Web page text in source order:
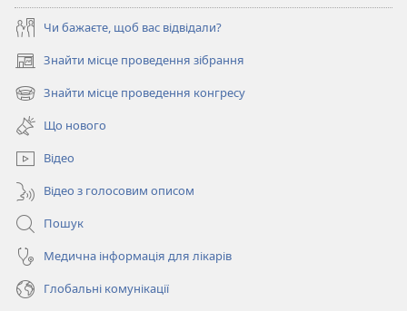
Чи бажаєте, щоб вас відвідали?
Знайти місце проведення зібрання
(відкривається
у
новому
вікні)
Знайти місце проведення конгресу
(відкривається
новому
вікні)
Що нового
Відео
Відео з голосовим описом
Пошук
Медична інформація для лікарів
Глобальні комунікації